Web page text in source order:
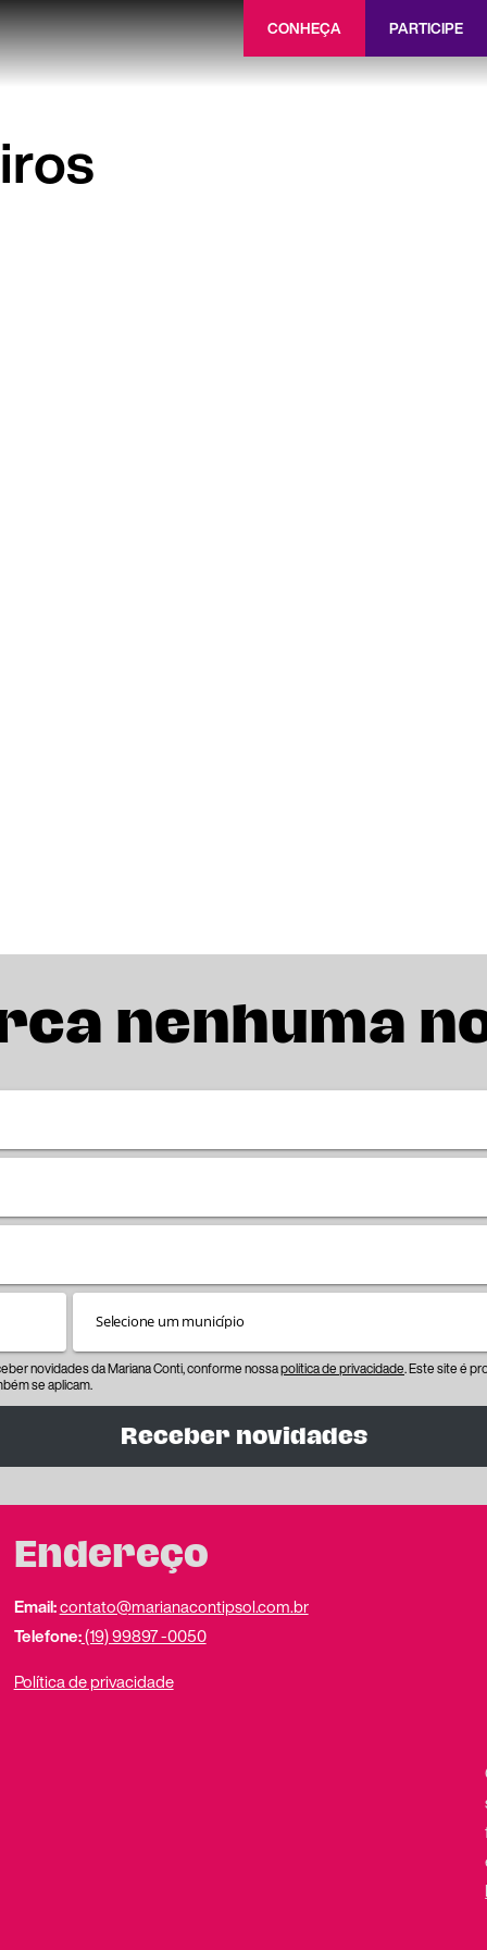
CONHEÇA PARTICIPE
nenhuma
novidades da Mariana Conti, conforme nossapolítica de privacidade. Este site é
se aplicam.
Receber novidades
Endereço
Email:contato@marianacontipsol.com.br
Telefone:(19) 99897 -0050
Política de privacidade